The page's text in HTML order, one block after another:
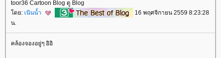
toor36 Cartoon Blog ดู Blog
ดย: เนินน้ำ
16 พฤศจิกายน 2559 8:23:28
น.
คล้องจองอยู่ๆ อิอิ